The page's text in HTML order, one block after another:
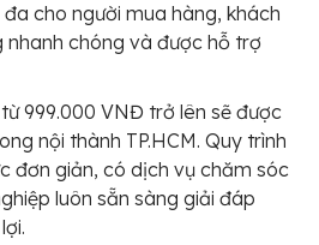
cho người mua hàng, khách
chóng và được hỗ trợ
999.000 VNĐ trở lên sẽ được
nội thành TP.HCM. Quy trình
đơn giản, có dịch vụ chăm sóc
luôn sẵn sàng giải đáp